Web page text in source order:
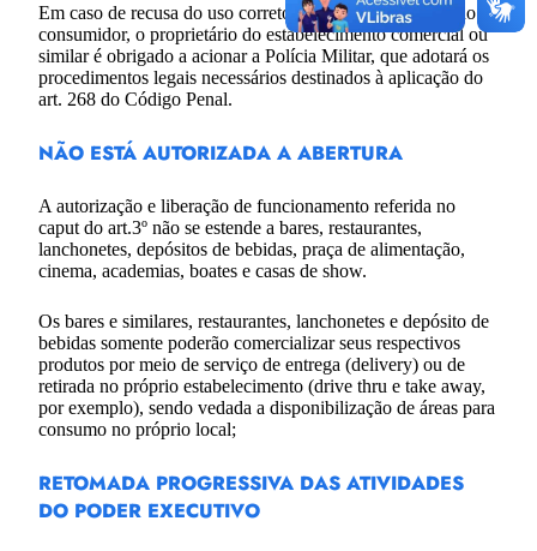
Em caso de recusa do uso correto de máscara por parte do
consumidor, o proprietário do estabelecimento comercial ou
similar é obrigado a acionar a Polícia Militar, que adotará os
procedimentos legais necessários destinados à aplicação do
art. 268 do Código Penal.
NÃO ESTÁ AUTORIZADA A ABERTURA
A autorização e liberação de funcionamento referida no
caput do art.3º não se estende a bares, restaurantes,
lanchonetes, depósitos de bebidas, praça de alimentação,
cinema, academias, boates e casas de show.
Os bares e similares, restaurantes, lanchonetes e depósito de
bebidas somente poderão comercializar seus respectivos
produtos por meio de serviço de entrega (delivery) ou de
retirada no próprio estabelecimento (drive thru e take away,
por exemplo), sendo vedada a disponibilização de áreas para
consumo no próprio local;
RETOMADA PROGRESSIVA DAS ATIVIDADES
DO PODER EXECUTIVO